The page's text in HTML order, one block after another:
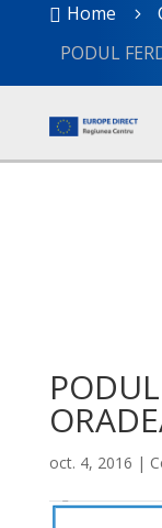
 Home 5
PODUL
oct. 4, 2016 |